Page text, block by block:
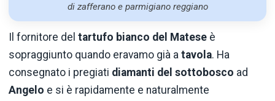
di zafferano e parmigiano reggiano
Il fornitore del tartufo bianco del Matese è
sopraggiunto quando eravamo già a tavola. Ha
consegnato i pregiati diamanti del sottobosco ad
Angelo e si è rapidamente e naturalmente